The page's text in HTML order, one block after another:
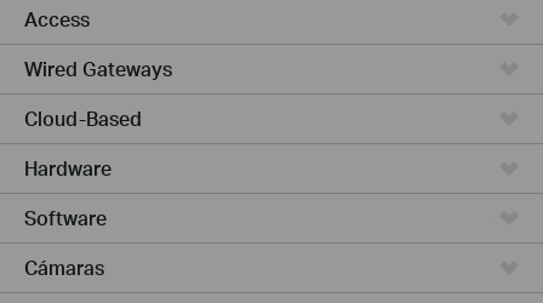
Access
Wired Gateways
Cloud-Based
Hardware
Software
Cámaras